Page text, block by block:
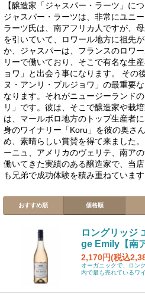
【醸造家「ジャスパー・ラーツ」につ
ジャスパー・ラーツは、非常にユニ
ラーツ氏は、南アフリカ人ですが、
を引いていて、ロワール地方に祖先
か、ジャスパーは、フランスのロワ
リーで働いており、そこで有名な生
ョワ」と出会う事になります。 その
ヌ・アンリ・ブルジョワ」の最重要
なります。それがニュージーランド
リ」です。彼は、そこで醸造家や栽
は、マールボロ地方のトップ生産者
身のワイナリー「Koru」を彼の奥さ
め、素晴らしい賞賛を得て来ました
ーニュ、アメリカのヴェリテ、南ア
働いてきた実績のある醸造家で、当
も兄弟で成功体験を積み重ねています
おすすめ順 価格順
ロングリッジ
ge Emily【南
2,170円(税込
オーガニックで、ロン
内で最も売れているワイ